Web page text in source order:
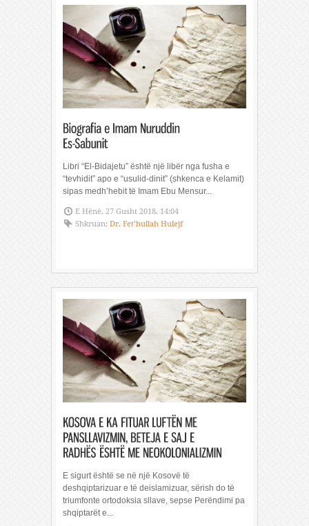
Libri “El-Bidajetu” është një libër nga fusha e
“tevhidit” apo e “usulid-dinit” (shkenca e Kelamit)
sipas medh’hebit të Imam Ebu Mensur...
E Hënë, 27 Gusht 2018, 14:04
Shkruan: Dr. Fet’hullah Hulejf
E sigurt është se në një Kosovë të
deshqiptarizuar e të deislamizuar, sërish do të
triumfonte ortodoksia sllave, sepse Perëndimi pa
shqiptarët e...